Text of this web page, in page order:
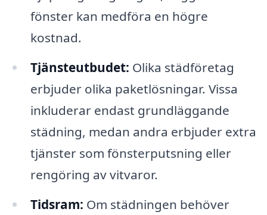
fönster kan medföra en högre
kostnad.
Tjänsteutbudet: Olika städföretag
erbjuder olika paketlösningar. Vissa
inkluderar endast grundläggande
städning, medan andra erbjuder extra
tjänster som fönsterputsning eller
rengöring av vitvaror.
Tidsram: Om städningen behöver